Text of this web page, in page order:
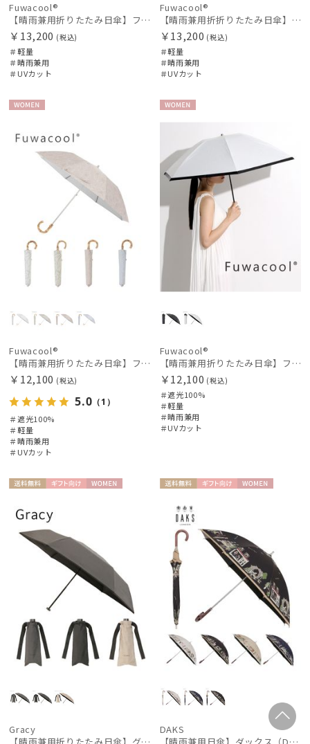
Fuwacool®
【晴雨兼用折りたたみ日傘】フワクール®ホワイト（Fuwacool® White）ボタニカル 遮光100％ 遮熱 UV100％
￥13,200 (税込)
＃軽量
＃晴雨兼用
＃UVカット
Fuwacool®
【晴雨兼用折折りたたみ日傘】フワクール®ホワイト（Fuwacool® White）ボタニカル 遮光100% 遮熱 UV100% ハンドル付き
￥13,200 (税込)
＃軽量
＃晴雨兼用
＃UVカット
N
Fuwacool®
【晴雨兼用折りたたみ日傘】フワクール®ホワイト（Fuwacool® White）ラインフラワー 遮光100 UV100 ハンドル付き
￥12,100 (税込)
5.0 （1）
＃遮光100%
＃軽量
＃晴雨兼用
＃UVカット
Fuwacool®
【晴雨兼用折りたたみ日傘】フワクール®ブラック（Fuwacool® Black）グリッターリボン 遮光100 UV100
￥12,100 (税込)
＃遮光100%
＃軽量
＃晴雨兼用
＃UVカット
料
向け
Gracy
DAKS